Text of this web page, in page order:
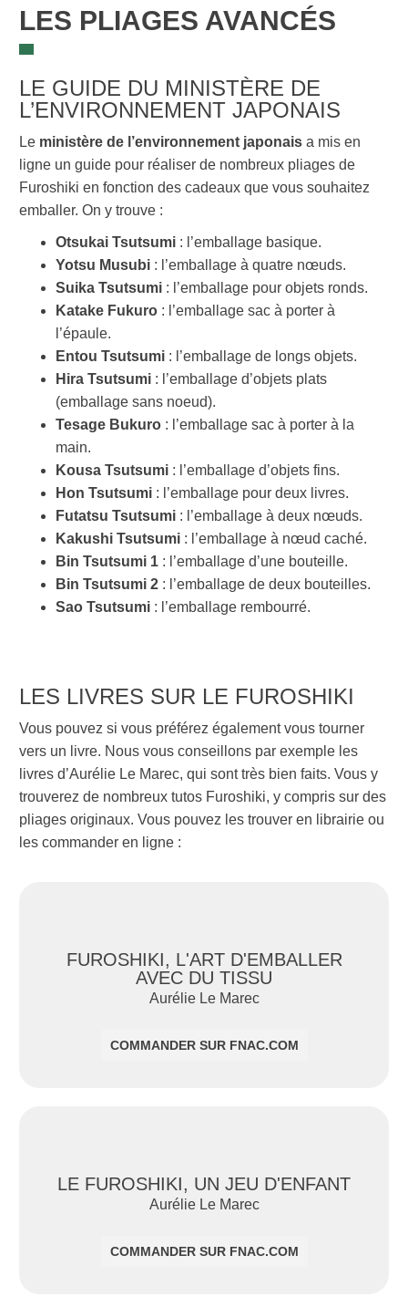
LES PLIAGES AVANCÉS
LE GUIDE DU MINISTÈRE DE
L’ENVIRONNEMENT JAPONAIS
Le ministère de l’environnement japonais a mis en
ligne un guide pour réaliser de nombreux pliages de
Furoshiki en fonction des cadeaux que vous souhaitez
emballer. On y trouve :
Otsukai Tsutsumi : l’emballage basique.
Yotsu Musubi : l’emballage à quatre nœuds.
Suika Tsutsumi : l’emballage pour objets ronds.
Katake Fukuro : l’emballage sac à porter à
l’épaule.
Entou Tsutsumi : l’emballage de longs objets.
Hira Tsutsumi : l’emballage d’objets plats
(emballage sans noeud).
Tesage Bukuro : l’emballage sac à porter à la
main.
Kousa Tsutsumi : l’emballage d’objets fins.
Hon Tsutsumi : l’emballage pour deux livres.
Futatsu Tsutsumi : l’emballage à deux nœuds.
Kakushi Tsutsumi : l’emballage à nœud caché.
Bin Tsutsumi 1 : l’emballage d’une bouteille.
Bin Tsutsumi 2 : l’emballage de deux bouteilles.
Sao Tsutsumi : l’emballage rembourré.
LES LIVRES SUR LE FUROSHIKI
Vous pouvez si vous préférez également vous tourner
vers un livre. Nous vous conseillons par exemple les
livres d’Aurélie Le Marec, qui sont très bien faits. Vous y
trouverez de nombreux tutos Furoshiki, y compris sur des
pliages originaux. Vous pouvez les trouver en librairie ou
les commander en ligne :
FUROSHIKI, L'ART D'EMBALLER
AVEC DU TISSU
Aurélie Le Marec
COMMANDER SUR FNAC.COM
LE FUROSHIKI, UN JEU D'ENFANT
Aurélie Le Marec
COMMANDER SUR FNAC.COM